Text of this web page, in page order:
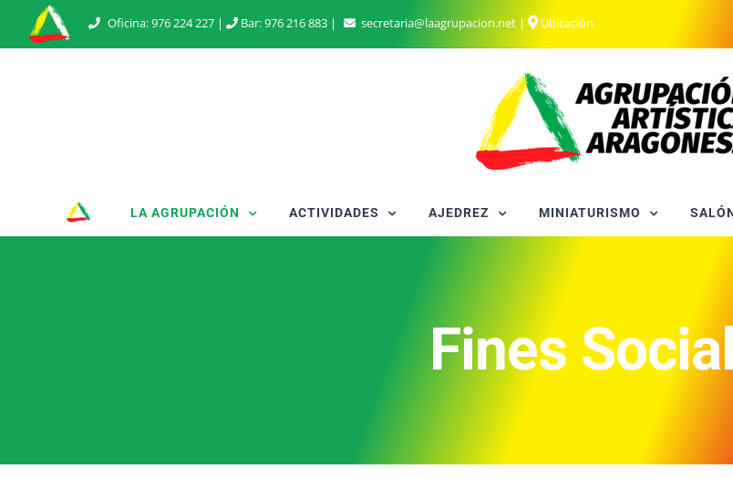
Oficina:976 224 227 | Bar:976 216 883 | secretaria@laagrupacion.net| Ubicación
LA AGRUPACIÓN ACTIVIDADES AJEDREZ MINIATURISMO
Fines